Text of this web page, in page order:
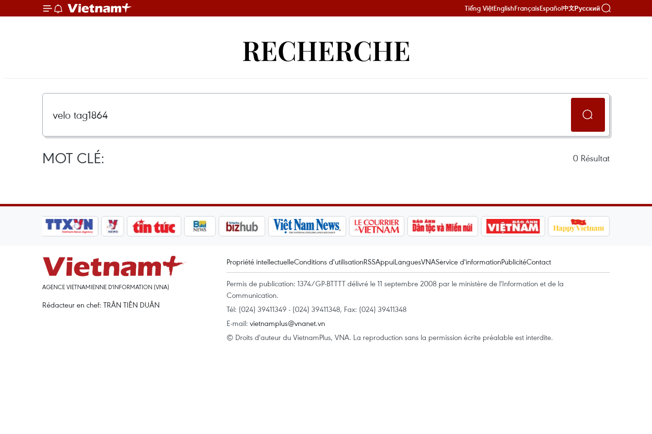
Tiếng ViệtEnglishFrançaisEspañol中文Русский
RECHERCHE
MOT CLÉ: 0 Résultat
AGENCE VIETNAMIENNE D'INFORMATION (VNA)
Rédacteur en chef: TRÂN TIÊN DUÂN
Propriété intellectuelleConditions d'utilisationRSSAppuiLanguesVNAService d'informationPublicitéContact
Permis de publication: 1374/GP-BTTTT délivré le 11 septembre 2008 par le ministère de l'Information et de la
Communication.
Tél: (024) 39411349 - (024) 39411348, Fax: (024) 39411348
E-mail: vietnamplus@vnanet.vn
© Droits d'auteur du VietnamPlus, VNA. La reproduction sans la permission écrite préalable est interdite.